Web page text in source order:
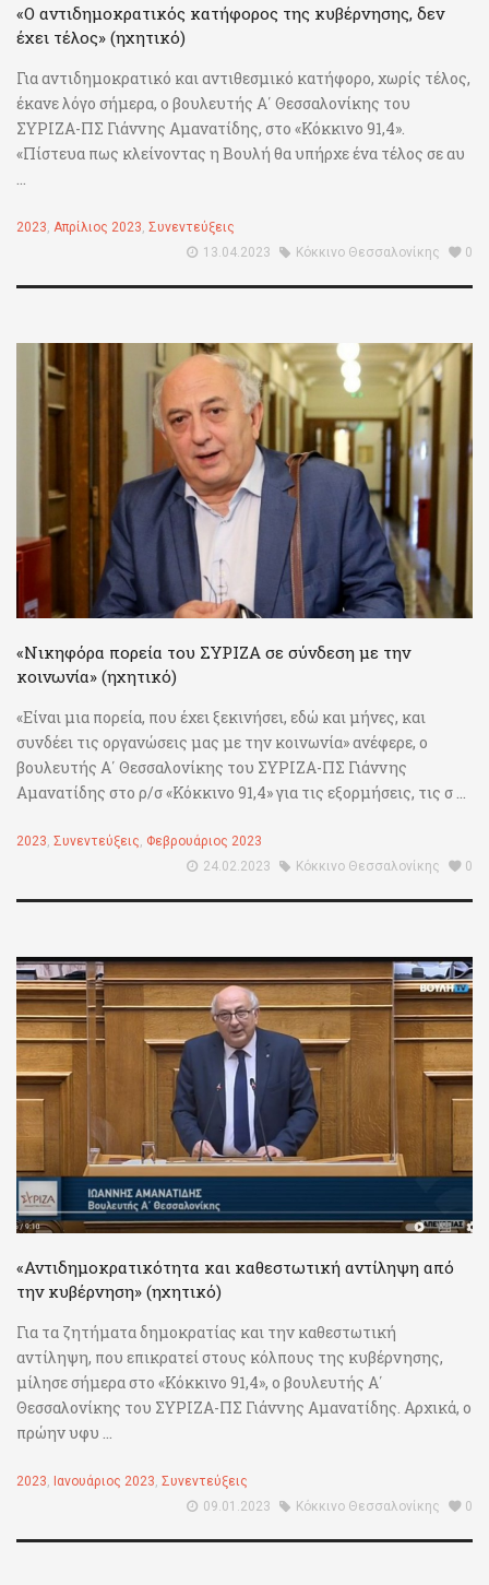
«Ο αντιδημοκρατικός κατήφορος της κυβέρνησης, δεν
έχει τέλος» (ηχητικό)
Για αντιδημοκρατικό και αντιθεσμικό κατήφορο, χωρίς τέλος,
έκανε λόγο σήμερα, ο βουλευτής Α΄ Θεσσαλονίκης του
ΣΥΡΙΖΑ-ΠΣ Γιάννης Αμανατίδης, στο «Κόκκινο 91,4».
«Πίστευα πως κλείνοντας η Βουλή θα υπήρχε ένα τέλος σε αυ
...
2023, Απρίλιος 2023, Συνεντεύξεις
13.04.2023
Κόκκινο Θεσσαλονίκης 0
«Νικηφόρα πορεία του ΣΥΡΙΖΑ σε σύνδεση με την
κοινωνία» (ηχητικό)
«Είναι μια πορεία, που έχει ξεκινήσει, εδώ και μήνες, και
συνδέει τις οργανώσεις μας με την κοινωνία» ανέφερε, ο
βουλευτής Α΄ Θεσσαλονίκης του ΣΥΡΙΖΑ-ΠΣ Γιάννης
Αμανατίδης στο ρ/σ «Κόκκινο 91,4» για τις εξορμήσεις, τις σ ...
2023, Συνεντεύξεις, Φεβρουάριος 2023
24.02.2023
Κόκκινο Θεσσαλονίκης 0
«Αντιδημοκρατικότητα και καθεστωτική αντίληψη από
την κυβέρνηση» (ηχητικό)
Για τα ζητήματα δημοκρατίας και την καθεστωτική
αντίληψη, που επικρατεί στους κόλπους της κυβέρνησης,
μίλησε σήμερα στο «Κόκκινο 91,4», ο βουλευτής Α΄
Θεσσαλονίκης του ΣΥΡΙΖΑ-ΠΣ Γιάννης Αμανατίδης. Αρχικά, ο
πρώην υφυ ...
2023, Ιανουάριος 2023, Συνεντεύξεις
09.01.2023
Κόκκινο Θεσσαλονίκης 0